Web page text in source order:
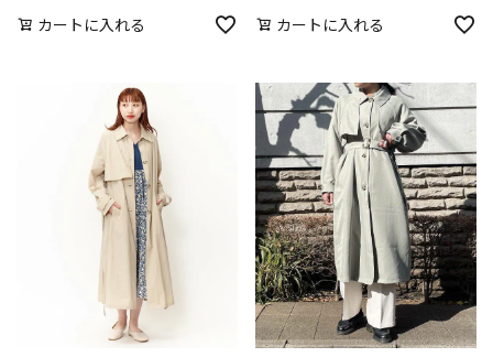
カートに入れる カートに入れる